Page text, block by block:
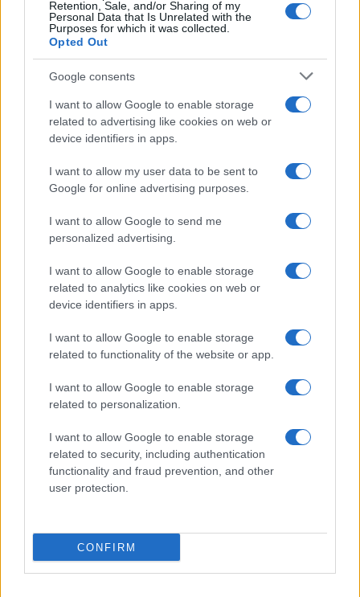
Retention, Sale, and/or Sharing of my
Personal Data that Is Unrelated with the
Purposes for which it was collected.
Opted Out
Google consents
I want to allow Google to enable storage
related to advertising like cookies on web or
device identifiers in apps.
I want to allow my user data to be sent to
Google for online advertising purposes.
I want to allow Google to send me
personalized advertising.
I want to allow Google to enable storage
related to analytics like cookies on web or
device identifiers in apps.
I want to allow Google to enable storage
related to functionality of the website or app.
I want to allow Google to enable storage
related to personalization.
I want to allow Google to enable storage
related to security, including authentication
functionality and fraud prevention, and other
user protection.
CONFIRM
Δείτε σχετικάΆνοιγμα σχολείων – Ώρα μηδέν: Λίγο
ανοίγουν με λάθη, αδικίες και κενά
Ειδήσεις για την Παιδεία και την εργασία
iPaideia.gr